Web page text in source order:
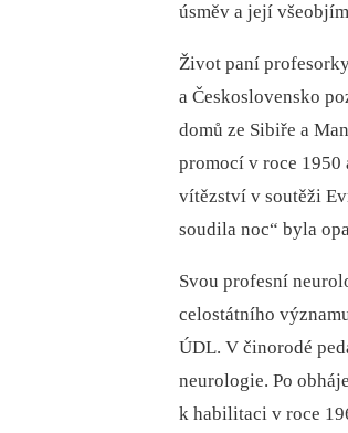
úsměv a její
Život paní
a Československo
domů ze Sibiře a
promocí v roce 1950
vítězství v soutěži
soudila noc“ byla
Svou profesní
celostátního
ÚDL. V činorodé
neurologie. Po
k habilitaci v roce